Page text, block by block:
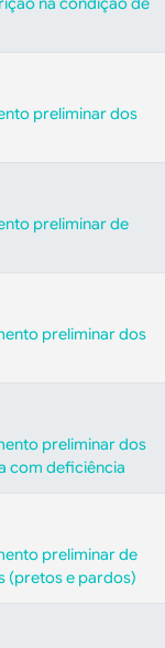
preliminar dos
preliminar de
preliminar dos
preliminar dos
com deficiência
preliminar de
(pretos e pardos)